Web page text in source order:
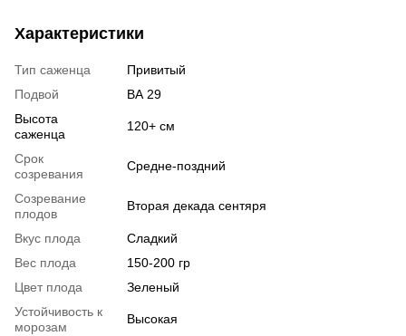
Характеристики
Тип саженца
Привитый
Подвой
ВА 29
Высота
саженца
120+ см
Срок
созревания
Средне-поздний
Созревание
плодов
Вторая декада сентяря
Вкус плода
Сладкий
Вес плода
150-200 гр
Цвет плода
Зеленый
Устойчивость к
морозам
Высокая